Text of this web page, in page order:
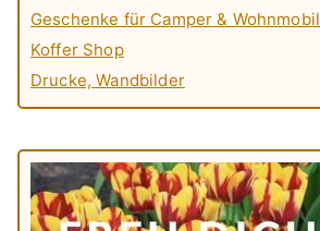
Geschenke für Camper & Wohnmobil
Koffer Shop
Drucke, Wandbilder